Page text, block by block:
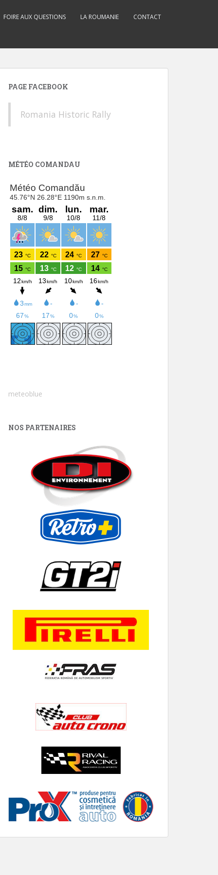
FOIRE AUX QUESTIONS LA ROUMANIE CONTACT
PAGE FACEBOOK
Romania Historic Rally
MÉTÉO COMANDAU
meteoblue
NOS PARTENAIRES